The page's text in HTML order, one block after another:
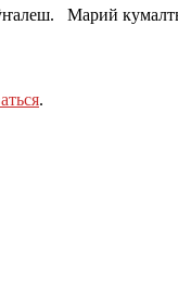
Марий
.